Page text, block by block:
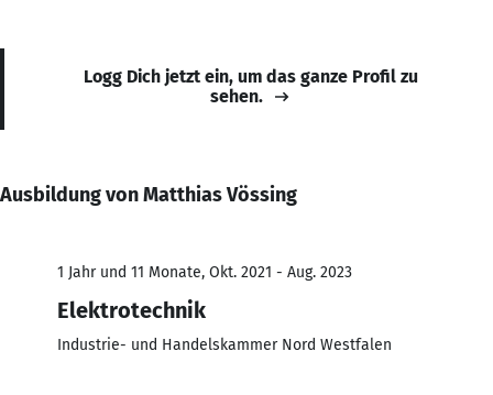
Logg Dich jetzt ein, um das ganze Profil zu
sehen.
Ausbildung von Matthias Vössing
1 Jahr und 11 Monate, Okt. 2021 - Aug. 2023
Elektrotechnik
Industrie- und Handelskammer Nord Westfalen